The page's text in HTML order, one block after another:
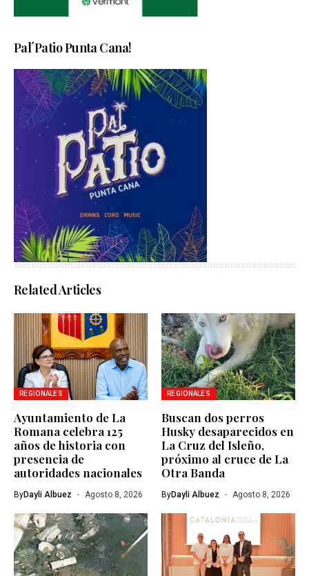
Pal´Patio Punta Cana!
Related Articles
REGIONALES
Ayuntamiento de La
Romana celebra 125
años de historia con
presencia de
autoridades nacionales
ByDayli Albuez Agosto 8, 2026
REGIONALES
Buscan dos perros
Husky desaparecidos en
La Cruz del Isleño,
próximo al cruce de La
Otra Banda
ByDayli Albuez Agosto 8, 2026